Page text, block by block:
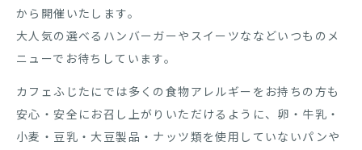
から開催いたします。
大人気の選べるハンバーガーやスイーツななどいつものメ
ニューでお待ちしています。
カフェふじたにでは多くの食物アレルギーをお持ちの方も
安心・安全にお召し上がりいただけるように、卵・牛乳・
小麦・豆乳・大豆製品・ナッツ類を使用していないパンや